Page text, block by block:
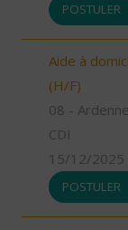
POSTULER
Aide à
(H/F)
08 -
CDI
15/12/2025
POSTULER